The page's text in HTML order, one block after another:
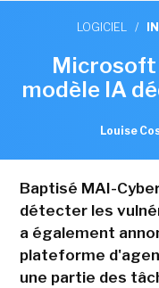
LOGICIEL /
Microsoft
modèle IA
Louise
Baptisé MAI-
détecter les
a également
plateforme
une partie des